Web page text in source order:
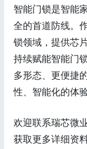
智能门锁是智能
全的首道防线。
锁领域，提供芯
持续赋能智能门
多形态、更便捷
性、智能化的体验
欢迎联系瑞芯微
获取更多详细资